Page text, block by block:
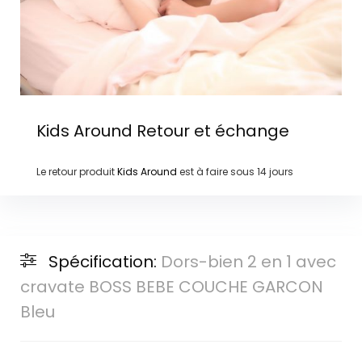
Kids Around Retour et échange
Le retour produitKids Around est à faire sous 14 jours
Spécification: Dors-bien 2 en 1 avec
cravate BOSS BEBE COUCHE GARCON
Bleu